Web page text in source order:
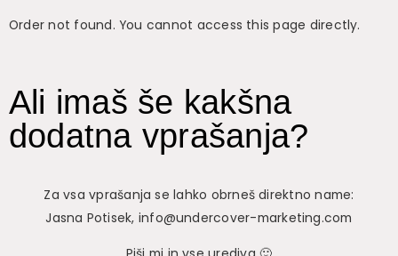
Order not found. You cannot access this page directly.
Ali imaš še kakšna
dodatna vprašanja?
Za vsa vprašanja se lahko obrneš direktno name:
Jasna Potisek, info@undercover-marketing.com